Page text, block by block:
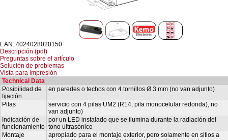
EAN: 4024028020150
Descripción (pdf)
Preguntas sobre el artículo
Solución de problemas
Vista para impresión
Technical Data
Posibilidad de
fijación
en paredes o techos con 4 tornillos Ø 3 mm (no van adjunto)
Pilas
servicio con 4 pilas UM2 (R14, pila monocelular redonda), no
van adjunto)
Indicación de
funcionamiento
por un LED instalado que se ilumina durante la radiación del
tono ultrasónico
Montaje
apropiado para el montaje exterior, pero solamente en sitios a